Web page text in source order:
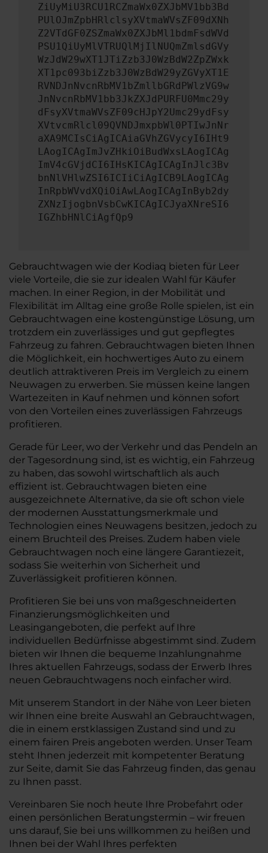
ZiUyMiU3RCU1RCZmaWx0ZXJbMV1bb3Bd
PUlOJmZpbHRlclsyXVtmaWVsZF09dXNh
Z2VTdGF0ZSZmaWx0ZXJbMl1bdmFsdWVd
PSU1QiUyMlVTRUQlMjIlNUQmZmlsdGVy
WzJdW29wXT1JTiZzb3J0WzBdW2ZpZWxk
XT1pc093biZzb3J0WzBdW29yZGVyXT1E
RVNDJnNvcnRbMV1bZmllbGRdPWlzVG9w
JnNvcnRbMV1bb3JkZXJdPURFU0Mmc29y
dFsyXVtmaWVsZF09cHJpY2Umc29ydFsy
XVtvcmRlcl09QVNDJmxpbWl0PTIwJnNr
aXA9MCIsCiAgICAiaGVhZGVycyI6IHt9
LAogICAgImJvZHkiOiBudWxsLAogICAg
ImV4cGVjdCI6IHsKICAgICAgInJlc3Bv
bnNlVHlwZSI6ICIiCiAgICB9LAogICAg
InRpbWVvdXQiOiAwLAogICAgInByb2dy
ZXNzIjogbnVsbCwKICAgICJyaXNreSI6
IGZhbHNlCiAgfQp9
Gebrauchtwagen wie der Kodiaq bieten für Leer
viele Vorteile, die sie zur idealen Wahl für Käufer
machen. In einer Region, in der Mobilität und
Flexibilität im Alltag eine große Rolle spielen, ist ein
Gebrauchtwagen eine kostengünstige Lösung, um
trotzdem ein zuverlässiges und gut gepflegtes
Fahrzeug zu fahren. Gebrauchtwagen bieten Ihnen
die Möglichkeit, ein hochwertiges Auto zu einem
deutlich attraktiveren Preis im Vergleich zu einem
Neuwagen zu erwerben. Sie müssen keine langen
Wartezeiten in Kauf nehmen und können sofort
von den Vorteilen eines zuverlässigen Fahrzeugs
profitieren.
Gerade für Leer, wo der Verkehr und das Pendeln an
der Tagesordnung sind, ist es wichtig, ein Fahrzeug
zu haben, das sowohl wirtschaftlich als auch
effizient ist. Gebrauchtwagen bieten eine
ausgezeichnete Alternative, da sie oft schon viele
der modernen Ausstattungsmerkmale und
Technologien eines Neuwagens besitzen, jedoch zu
einem Bruchteil des Preises. Zudem haben viele
Gebrauchtwagen noch eine längere Garantiezeit,
sodass Sie weiterhin von Sicherheit und
Zuverlässigkeit profitieren können.
Profitieren Sie bei uns von maßgeschneiderten
Finanzierungsmöglichkeiten und
Leasingangeboten, die perfekt auf Ihre
individuellen Bedürfnisse abgestimmt sind. Zudem
bieten wir Ihnen die bequeme Inzahlungnahme
Ihres aktuellen Fahrzeugs, sodass der Erwerb Ihres
neuen Gebrauchtwagens noch einfacher wird.
Mit unserem Standort in der Nähe von Leer bieten
wir Ihnen eine breite Auswahl an Gebrauchtwagen,
die in einem erstklassigen Zustand sind und zu
einem fairen Preis angeboten werden. Unser Team
steht Ihnen jederzeit mit kompetenter Beratung
zur Seite, damit Sie das Fahrzeug finden, das genau
zu Ihnen passt.
Vereinbaren Sie noch heute Ihre Probefahrt oder
einen persönlichen Beratungstermin – wir freuen
uns darauf, Sie bei uns willkommen zu heißen und
Ihnen bei der Wahl Ihres perfekten